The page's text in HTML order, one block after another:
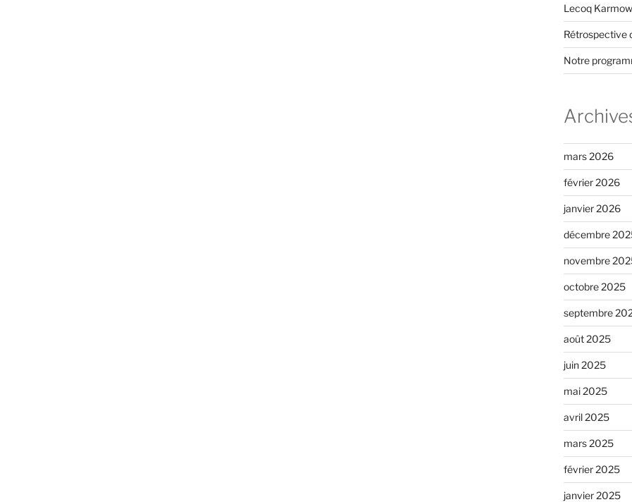
Lecoq
Rétrospective
Notre
mars 2026
février 2026
janvier 2026
décembre
novembre
octobre 2025
septembre
août 2025
juin 2025
mai 2025
avril 2025
mars 2025
février 2025
janvier 2025